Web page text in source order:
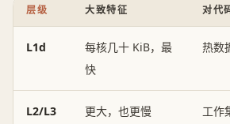
层级 大致特征 对代
L1d
每核几十 KiB，最
快
热数
L2/L3 更大，也更慢
工作